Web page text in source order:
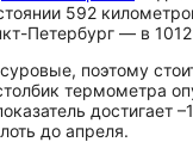
592
Петербург — в
поэтому
термометра
достигает
до апреля.